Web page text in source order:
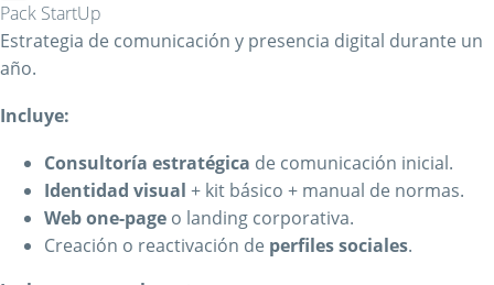
Pack StartUp
Estrategia de comunicación y presencia digital durante un
año.
Incluye:
Consultoría estratégica de comunicación inicial.
Identidad visual + kit básico + manual de normas.
Web one-page o landing corporativa.
Creación o reactivación de perfiles sociales.